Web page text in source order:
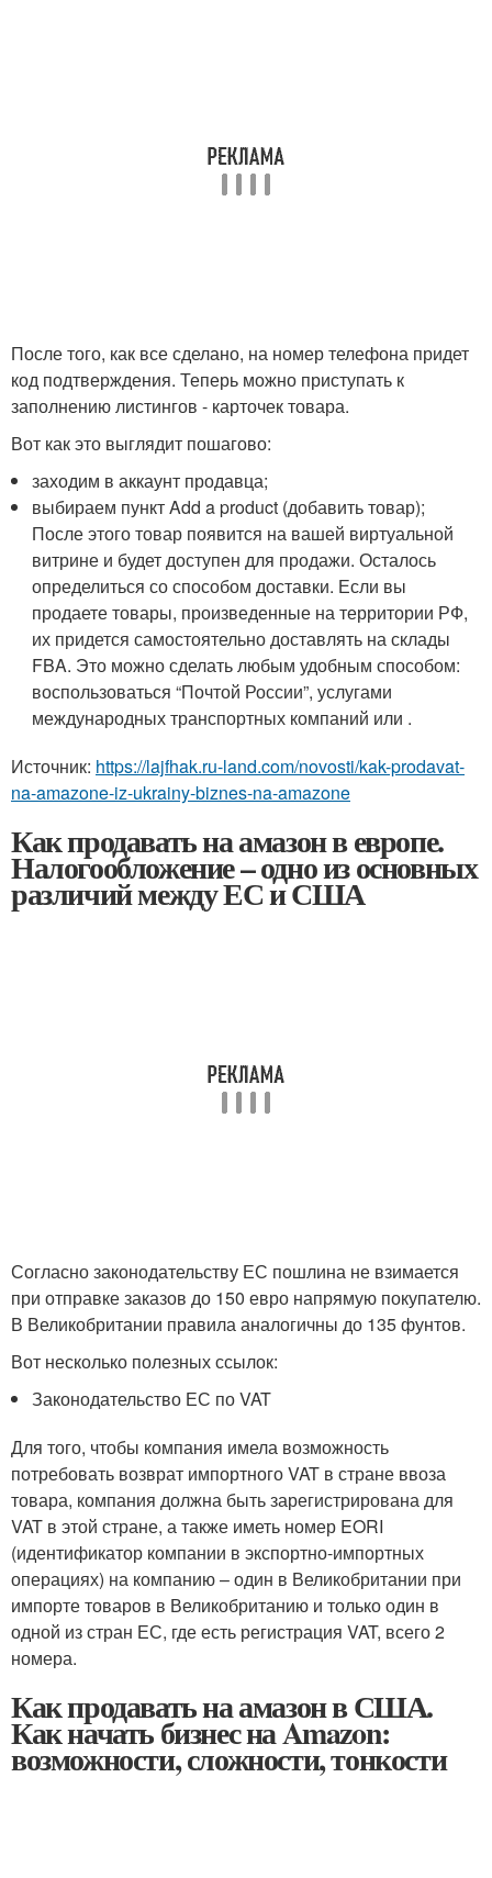
После того, как все сделано, на номер телефона придет
код подтверждения. Теперь можно приступать к
заполнению листингов - карточек товара.
Вот как это выглядит пошагово:
заходим в аккаунт продавца;
выбираем пункт Add a product (добавить товар);
После этого товар появится на вашей виртуальной
витрине и будет доступен для продажи. Осталось
определиться со способом доставки. Если вы
продаете товары, произведенные на территории РФ,
их придется самостоятельно доставлять на склады
FBA. Это можно сделать любым удобным способом:
воспользоваться “Почтой России”, услугами
международных транспортных компаний или .
Источник: https://lajfhak.ru-land.com/novosti/kak-prodavat-
na-amazone-iz-ukrainy-biznes-na-amazone
Как продавать на амазон в европе.
Налогообложение – одно из основных
различий между ЕС и США
Согласно законодательству ЕС пошлина не взимается
при отправке заказов до 150 евро напрямую покупателю.
В Великобритании правила аналогичны до 135 фунтов.
Вот несколько полезных ссылок:
Законодательство ЕС по VAT
Для того, чтобы компания имела возможность
потребовать возврат импортного VAT в стране ввоза
товара, компания должна быть зарегистрирована для
VAT в этой стране, а также иметь номер EORI
(идентификатор компании в экспортно-импортных
операциях) на компанию – один в Великобритании при
импорте товаров в Великобританию и только один в
одной из стран ЕС, где есть регистрация VAT, всего 2
номера.
Как продавать на амазон в США.
Как начать бизнес на Amazon:
возможности, сложности, тонкости